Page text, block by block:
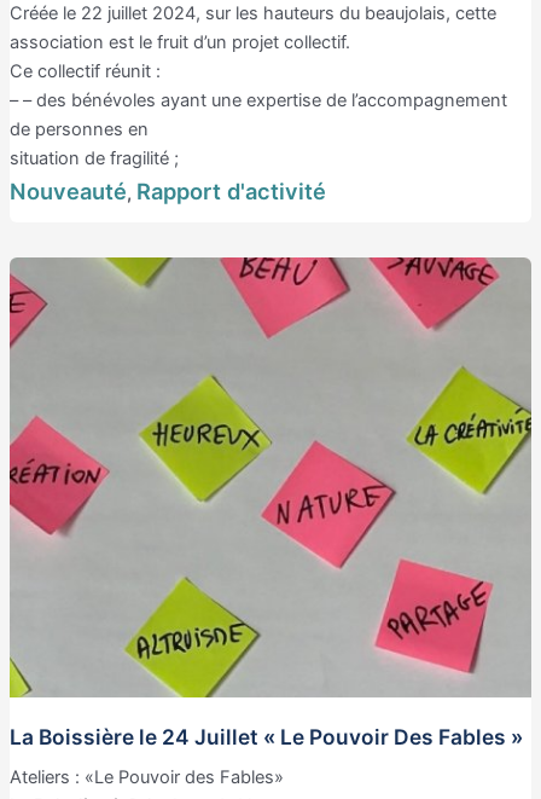
Créée le 22 juillet 2024, sur les hauteurs du beaujolais, cette
association est le fruit d’un projet collectif.
Ce collectif réunit :
– – des bénévoles ayant une expertise de l’accompagnement
de personnes en
situation de fragilité ;
Nouveauté, Rapport d'activité
La Boissière le 24 Juillet « Le Pouvoir Des Fables »
Ateliers : «Le Pouvoir des Fables»